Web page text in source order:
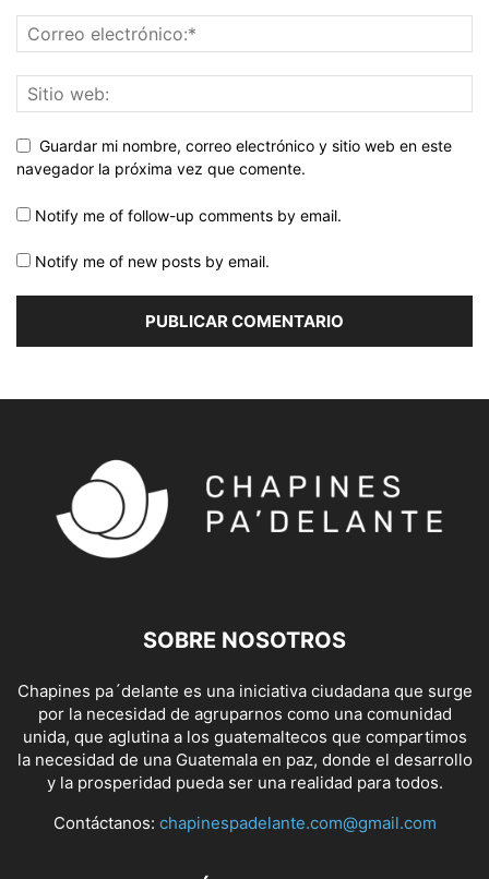
Guardar mi nombre, correo electrónico y sitio web en este
navegador la próxima vez que comente.
Notify me of follow-up comments by email.
Notify me of new posts by email.
SOBRE NOSOTROS
Chapines pa´delante es una iniciativa ciudadana que surge
por la necesidad de agruparnos como una comunidad
unida, que aglutina a los guatemaltecos que compartimos
la necesidad de una Guatemala en paz, donde el desarrollo
y la prosperidad pueda ser una realidad para todos.
Contáctanos: chapinespadelante.com@gmail.com